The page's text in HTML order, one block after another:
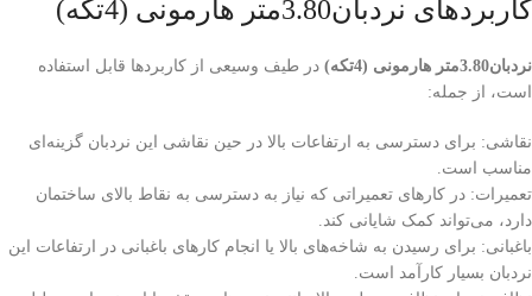
کاربردهای نردبان3.80متر هارمونی (4تکه)
نردبان3.80متر هارمونی (4تکه)
در طیف وسیعی از کاربردها قابل استفاده
است، از جمله:
نقاشی: برای دسترسی به ارتفاعات بالا در حین نقاشی این نردبان گزینه‌ای
مناسب است.
تعمیرات: در کارهای تعمیراتی که نیاز به دسترسی به نقاط بالای ساختمان
دارد، می‌تواند کمک شایانی کند.
باغبانی: برای رسیدن به شاخه‌های بالا یا انجام کارهای باغبانی در ارتفاعات این
نردبان بسیار کارآمد است.